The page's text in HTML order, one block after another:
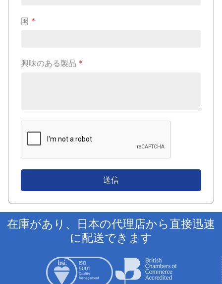
国 *
興味のある製品 *
送信
在庫があり、日本の代理店から直接迅速
に配送できます